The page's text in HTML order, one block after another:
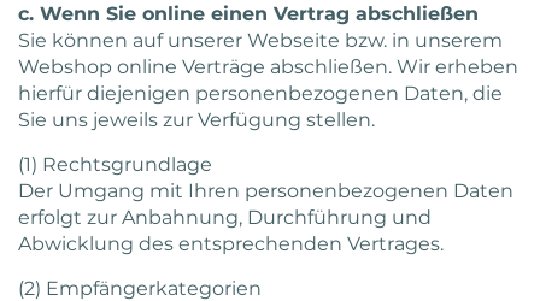
c. Wenn Sie online einen Vertrag abschließen
Sie können auf unserer Webseite bzw. in unserem
Webshop online Verträge abschließen. Wir erheben
hierfür diejenigen personenbezogenen Daten, die
Sie uns jeweils zur Verfügung stellen.
(1) Rechtsgrundlage
Der Umgang mit Ihren personenbezogenen Daten
erfolgt zur Anbahnung, Durchführung und
Abwicklung des entsprechenden Vertrages.
(2) Empfängerkategorien